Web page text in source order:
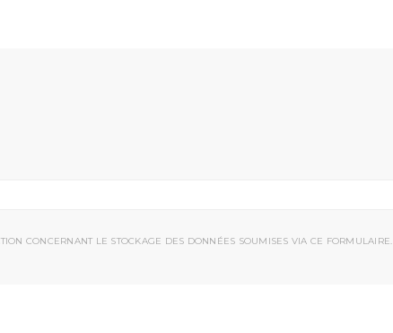
CONCERNANT LE STOCKAGE DES DONNÉES SOUMISES VIA CE FORMULAIRE.